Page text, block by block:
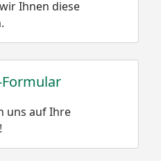
Ihnen diese
uns auf Ihre